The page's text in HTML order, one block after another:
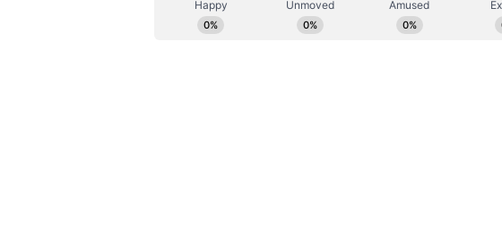
ஒரு தாய் பிள்ளையாக வாழ வேண்டும்
இருக்கக்கூடிய தீய சக்திகளை எதிர்க்க